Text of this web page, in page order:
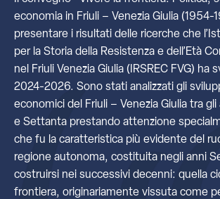
economia in Friuli – Venezia Giulia (1954-
presentare i risultati delle ricerche che
per la Storia della Resistenza e dell’Età
nel Friuli Venezia Giulia (IRSREC FVG) ha
2024-2026. Sono stati analizzati gli
economici del Friuli – Venezia Giulia tra
e Settanta prestando attenzione
che fu la caratteristica più evidente del
regione autonoma, costituita negli anni
costruirsi nei successivi decenni: quella
frontiera, originariamente vissuta come